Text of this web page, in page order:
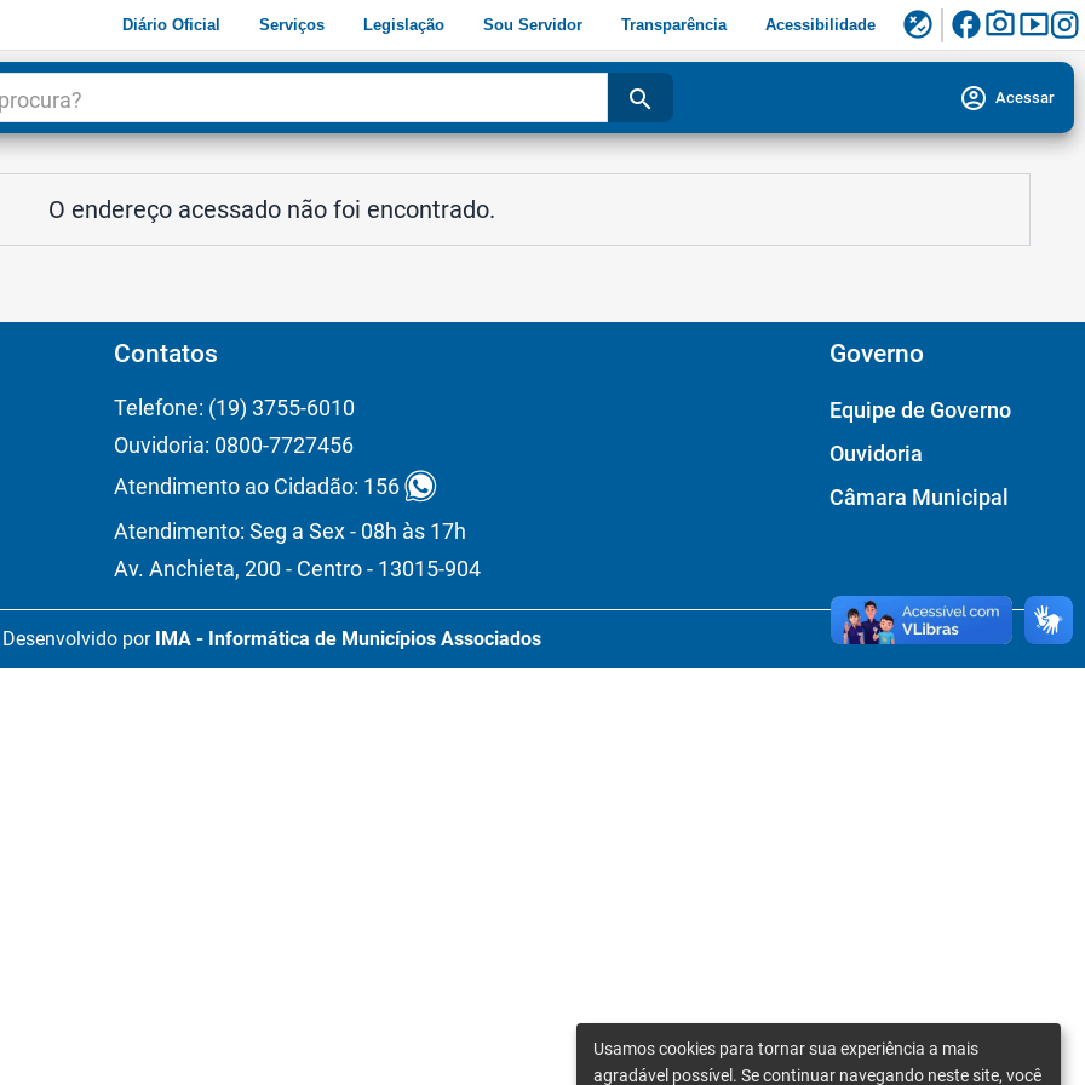
Diário Oficial Serviços Legislação Sou Servidor Transparência Acessibilidade flaky facebookphoto_camerasmart_display
search account_circle Acessar
O endereço acessado não foi encontrado.
Contatos
Telefone: (19) 3755-6010
Ouvidoria: 0800-7727456
Atendimento ao Cidadão: 156
Atendimento: Seg a Sex - 08h às 17h
Av. Anchieta, 200 - Centro - 13015-904
Governo
Equipe de Governo
Ouvidoria
Câmara Municipal
Desenvolvido por IMA - Informática de Municípios Associados
Usamos cookies para tornar sua experiência a mais
agradável possível. Se continuar navegando neste site, você